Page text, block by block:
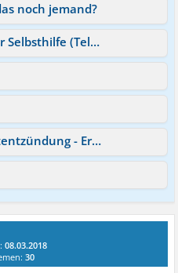
noch jemand?
Jemand Interesse an einer Selbsthilfe (Telefon) Gruppe ?
Akute Magenschleimhautentzündung - Erfahrungen?
08.03.2018
30